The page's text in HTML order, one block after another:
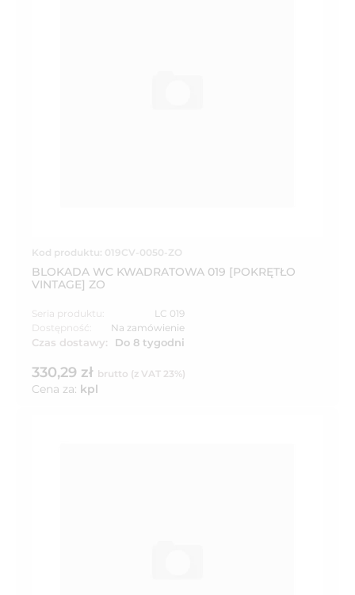
Kod produktu: 019CV-0050-ZO
BLOKADA WC KWADRATOWA 019 [POKRĘTŁO
VINTAGE] ZO
Seria produktu:
LC 019
Dostępność:
Na zamówienie
Czas dostawy: Do 8 tygodni
330,29 zł brutto (z VAT 23%)
Cena za: kpl